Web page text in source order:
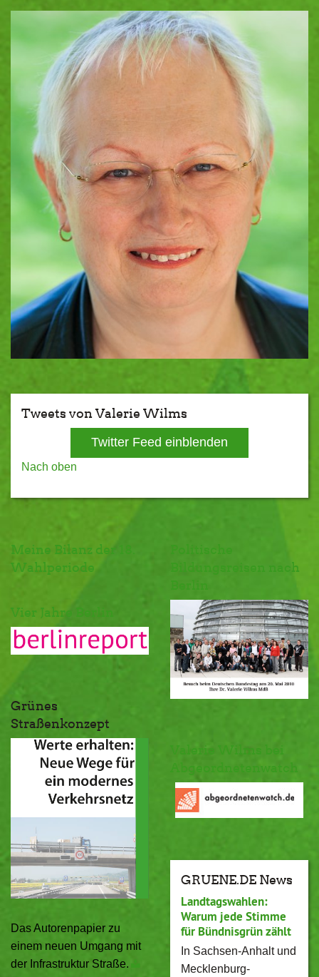
Tweets von Valerie Wilms
Twitter Feed einblenden
Nach oben
Meine Bilanz der 18.
Wahlperiode
Vier Jahre Berlin
Grünes
Straßenkonzept
Das Autorenpapier zu
einem neuen Umgang mit
der Infrastruktur Straße.
Bildungsreisen nach
Valerie Wilms bei
Abgeordnetenwatch
GRUENE.DE News
Landtagswahlen:
Warum jede Stimme
für Bündnisgrün zählt
In Sachsen-Anhalt und
Mecklenburg-